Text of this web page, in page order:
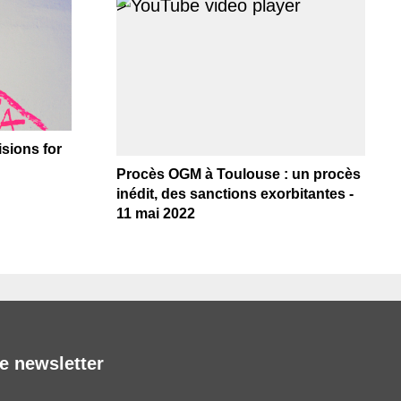
for
>
Procès OGM à Toulouse : un procès
inédit, des sanctions exorbitantes -
11 mai 2022
newsletter